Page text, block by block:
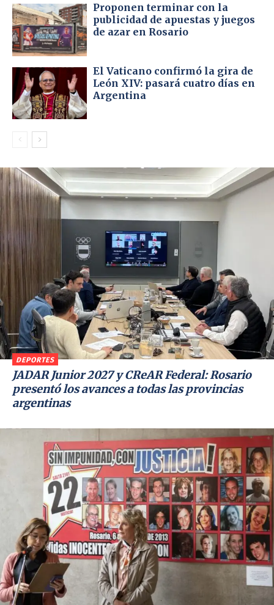
Proponen terminar con la
publicidad de apuestas y juegos
de azar en Rosario
El Vaticano confirmó la gira de
León XIV: pasará cuatro días en
Argentina
DEPORTES
JADAR Junior 2027 y CReAR Federal: Rosario
presentó los avances a todas las provincias
argentinas